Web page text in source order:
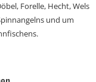
Forelle, Hecht, Wels
und um